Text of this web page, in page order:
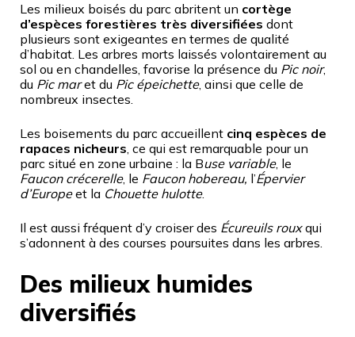
Les milieux boisés du parc abritent un cortège
d’espèces forestières très diversifiées dont
plusieurs sont exigeantes en termes de qualité
d’habitat. Les arbres morts laissés volontairement au
sol ou en chandelles, favorise la présence du Pic noir,
du Pic maret du Pic épeichette, ainsi que celle de
nombreux insectes.
Les boisements du parc accueillent cinq espèces de
rapaces nicheurs, ce qui est remarquable pour un
parc situé en zone urbaine : la Buse variable, le
Faucon crécerelle, le Faucon hobereau, l’Épervier
d’Europeet la Chouette hulotte.
Il est aussi fréquent d’y croiser des Écureuils rouxqui
s’adonnent à des courses poursuites dans les arbres.
Des milieux humides
diversifiés